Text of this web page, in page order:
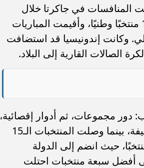
لكرة الصالات 2026، حيث أقيمت المنافسات في جاكرتا خلال
الفترة من 27 يناير إلى 7 فبراير 2026. وشاركت في الحدث 16 منتخبًا وطنيًا، وأقيمت المباريات
وكانت إندونيسيا قد استضافت
مضغوطًا لكنه صعب: دور مجموعات، ثم أدوار إقصائية،
ثم المباراة النهائية. تأهلت إندونيسيا تلقائيًا بصفتها الدولة المضيفة، بينما وصلت المنتخبات الـ15
عبر التصفيات. وشهدت مرحلة التصفيات مشاركة 31 منتخبًا، حيث انضم إلى الدولة
أفضل سبعة منتخبات احتلت